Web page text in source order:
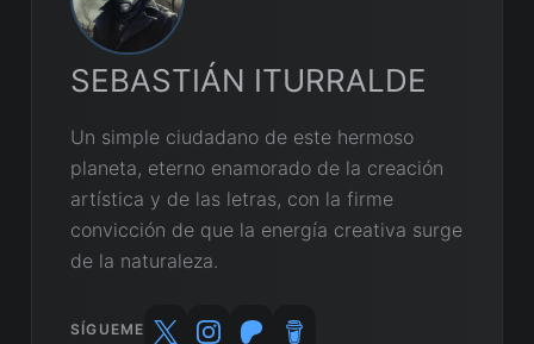
SEBASTIÁN ITURRALDE
Un simple ciudadano de este hermoso
planeta, eterno enamorado de la creación
artística y de las letras, con la firme
convicción de que la energía creativa surge
de la naturaleza.
SÍGUEME